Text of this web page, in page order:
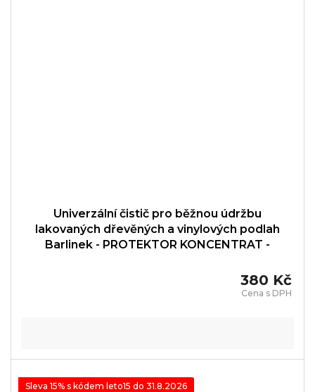
Univerzální čistič pro běžnou údržbu
lakovaných dřevěných a vinylových podlah
Barlinek - PROTEKTOR KONCENTRAT -
380 Kč
Sleva 15% s kódem leto15 do 31.8.2026